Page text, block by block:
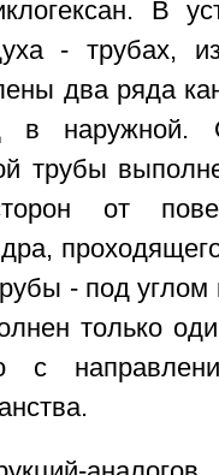
В
- трубах,
два ряда
наружной.
трубы
от
- под
только